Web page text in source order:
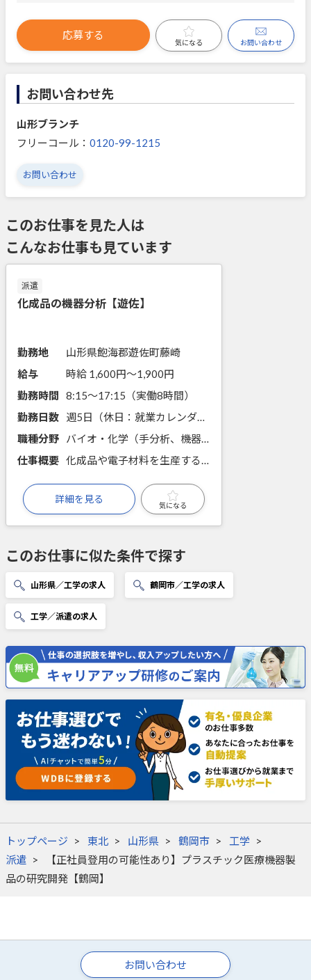
応募する
気になる お問い合わせ
お問い合わせ先
山形ブランチ
フリーコール： 0120-99-1215
お問い合わせ
このお仕事を見た人は
こんなお仕事も見ています
派遣
化成品の機器分析【遊佐】
勤務地
山形県飽海郡遊佐町藤崎
給与
時給 1,600円〜1,900円
勤務時間
8:15～17:15（実働8時間）
勤務日数
週5日（休日：就業カレンダーに準ずる）
職種分野
バイオ・化学（手分析、機器分析、規格・規範に関する知識）
仕事概要
化成品や電子材料を生産する老舗メーカーにて、高分子材料およびその原料の分析を行います。実務経験がなくても基本的な化学分析の知識があればOK。丁寧な指導でスキルを習得可能です。
詳細を見る
気になる
このお仕事に似た条件で探す
山形県／工学の求人 鶴岡市／工学の求人
工学／派遣の求人
トップページ 東北 山形県 鶴岡市
工学
派遣
【正社員登用の可能性あり】プラスチック医療機器製
品の研究開発【鶴岡】
お問い合わせ